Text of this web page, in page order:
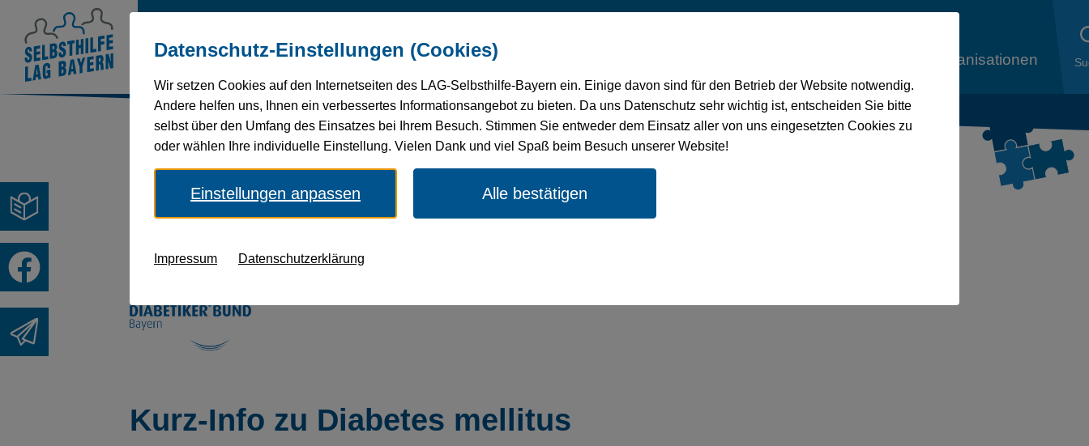
Datenschutz-Einstellungen (Cookies)
Wir setzen Cookies auf den Internetseiten des LAG-Selbsthilfe-Bayern ein. Einige davon sind für den Betrieb der Website notwendig.
Andere helfen uns, Ihnen ein verbessertes Informationsangebot zu bieten. Da uns Datenschutz sehr wichtig ist, entscheiden Sie bitte
selbst über den Umfang des Einsatzes bei Ihrem Besuch. Stimmen Sie entweder dem Einsatz aller von uns eingesetzten Cookies zu
oder wählen Ihre individuelle Einstellung. Vielen Dank und viel Spaß beim Besuch unserer Website!
Einstellungen anpassen Alle bestätigen
Impressum Datenschutzerklärung
uns
und Pflege
Mitgliedsorganisationen
Sie befinden sich hier: Startseite LAGS-Mitglieder Diabetikerbund Bayern e.V.
Diabetikerbund Bayern e.V.
Kurz-Info zu Diabetes mellitus